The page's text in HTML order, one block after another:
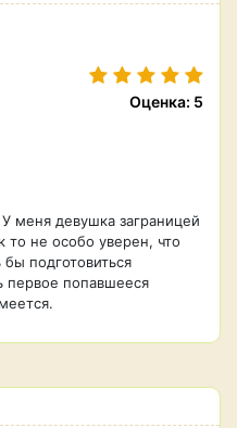
Оценка: 5
меня девушка заграницей
то не особо уверен, что
подготовиться
первое попавшееся